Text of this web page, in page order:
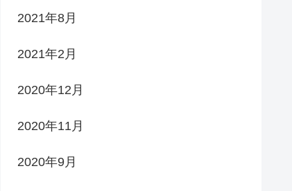
2021年8月
2021年2月
2020年12月
2020年11月
2020年9月